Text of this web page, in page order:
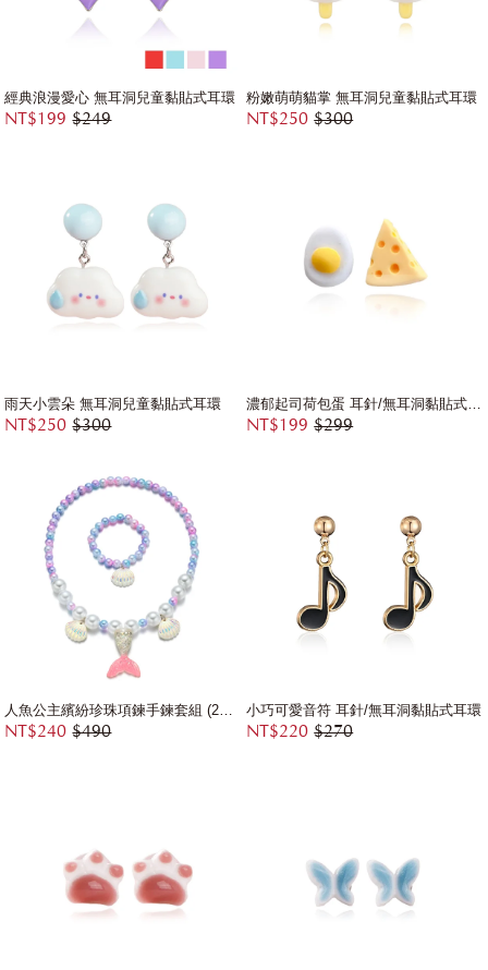
經典浪漫愛心 無耳洞兒童黏貼式耳環
NT$199 $249
粉嫩萌萌貓掌 無耳洞兒童黏貼式耳環
NT$250 $300
雨天小雲朵 無耳洞兒童黏貼式耳環
NT$250 $300 NT$199 $299
人魚公主繽紛珍珠項鍊手鍊套組 (2件組)
NT$240 $490
小巧可愛音符 耳針/無耳洞黏貼式耳環
NT$220 $270